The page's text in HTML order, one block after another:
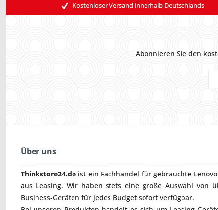
Kostenloser Versand innerhalb Deutschlands
Abonnieren Sie den
Über uns
Thinkstore24.de ist ein Fachhandel für gebrauchte
aus Leasing. Wir haben stets eine große Auswahl von
Business-Geräten für jedes Budget sofort verfügbar.